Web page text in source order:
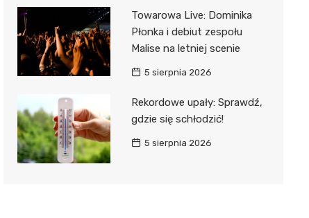
Towarowa Live: Dominika
Płonka i debiut zespołu
Malise na letniej scenie
5 sierpnia 2026
Rekordowe upały: Sprawdź,
gdzie się schłodzić!
5 sierpnia 2026